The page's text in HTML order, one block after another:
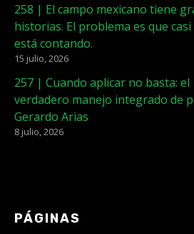
258 | El campo mexicano tiene
historias. El problema es que casi
está contando.
15 julio, 2026
257 | Cuando aplicar no basta: el
verdadero manejo integrado de
Gerardo Arias
8 julio, 2026
PÁGINAS